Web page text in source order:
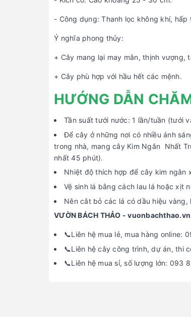
- Công dụng: Thanh lọc không khí,
Ý nghĩa phong thủy:
+ Cây mang lại may mắn, thịnh vượng,
+ Cây phù hợp với hầu hết các mệnh.
HƯỚNG DẪN
Tần suất tưới nước: 1 lần/tuần (tưới
Để cây ở những nơi có nhiều ánh
trong nhà, mang cây Kim Ngân Nhất
nhất 45 phút).
Nhiệt độ thích hợp để cây kim ngân
Vệ sinh lá bằng cách lau lá hoặc xịt
Nên cắt bỏ các lá có dầu hiệu vàng,
VƯỜN BÁCH THẢO - vuonbachthao.vn
📞Liên hệ mua lẻ, mua hàng online:
📞Liên hệ cây công trình, dự án, thi
📞Liên hệ mua sỉ, số lượng lớn: 093